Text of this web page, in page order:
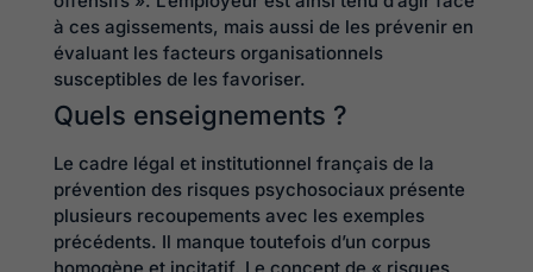
à ces agissements, mais aussi de les prévenir en
évaluant les facteurs organisationnels
susceptibles de les favoriser.
Quels enseignements ?
Le cadre légal et institutionnel français de la
prévention des risques psychosociaux présente
plusieurs recoupements avec les exemples
précédents. Il manque toutefois d’un corpus